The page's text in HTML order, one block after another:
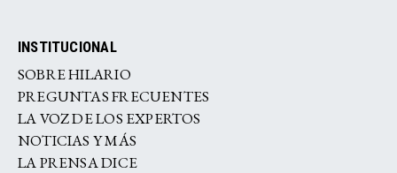
INSTITUCIONAL
SOBRE HILARIO
PREGUNTAS FRECUENTES
LA VOZ DE LOS EXPERTOS
NOTICIAS Y MÁS
LA PRENSA DICE